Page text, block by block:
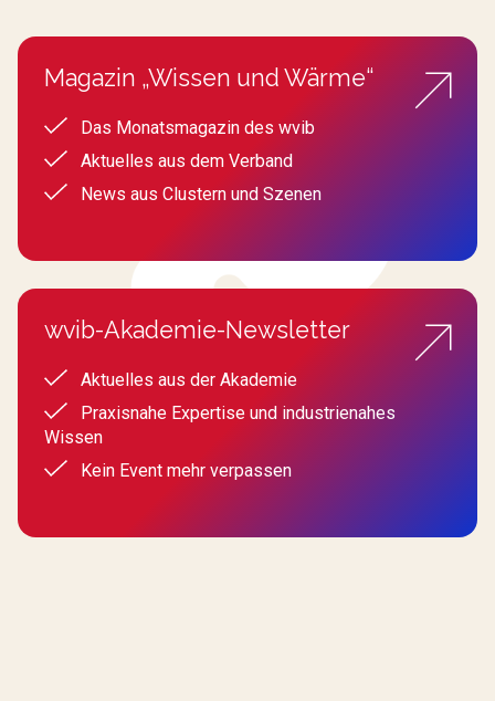
Magazin „Wissen und Wärme“
Das Monatsmagazin des wvib
Aktuelles aus dem Verband
News aus Clustern und Szenen
wvib-Akademie-Newsletter
Aktuelles aus der Akademie
Praxisnahe Expertise und industrienahes
Wissen
Kein Event mehr verpassen